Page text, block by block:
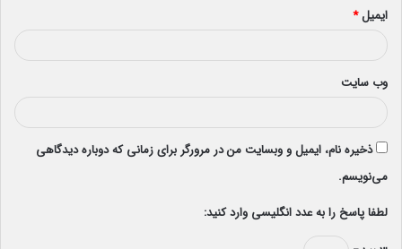
ایمیل*
وب‌ سایت
ذخیره نام، ایمیل و وبسایت من در مرورگر برای زمانی که دوباره دیدگاهی
می‌نویسم.
لطفا پاسخ را به عدد انگلیسی وارد کنید: